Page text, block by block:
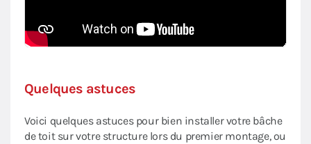
Quelques astuces
Voici quelques astuces pour bien installer votre bâche
de toit sur votre structure lors du premier montage, ou